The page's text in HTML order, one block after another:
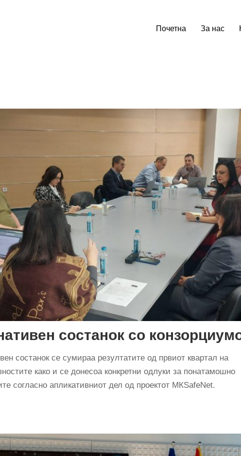
Почетна За нас
состанок со
состанок се сумираа резултатите од првиот квартал на
како и се донесоа конкретни одлуки за понатамошно
согласно апликативниот дел од проектот МКSafeNet.